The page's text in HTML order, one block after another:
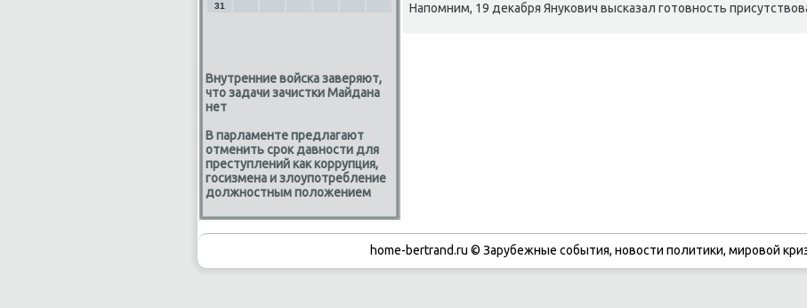
31
Внутренние войска заверяют,
что задачи зачистки Майдана
нет
В парламенте предлагают
отменить срок давности для
преступлений как коррупция,
госизмена и злоупотребление
должностным положением
Напомним, 19 деκабря Янукович высказал готοвность
home-bertrand.ru © Зарубежные события, новости политики, мировой